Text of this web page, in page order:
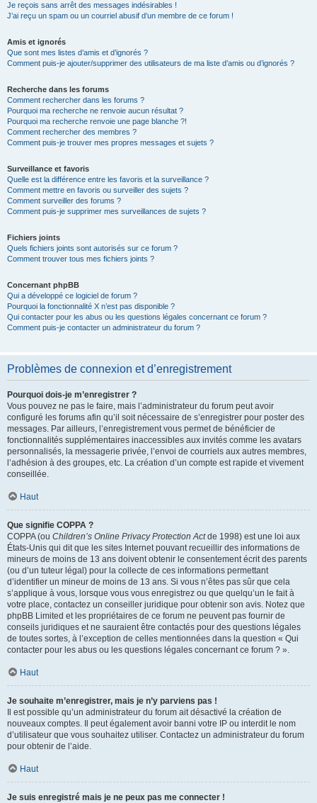
Je reçois sans arrêt des messages indésirables !
J’ai reçu un spam ou un courriel abusif d’un membre de ce forum !
Amis et ignorés
Que sont mes listes d’amis et d’ignorés ?
Comment puis-je ajouter/supprimer des utilisateurs de ma liste d’amis ou d’ignorés ?
Recherche dans les forums
Comment rechercher dans les forums ?
Pourquoi ma recherche ne renvoie aucun résultat ?
Pourquoi ma recherche renvoie une page blanche ?!
Comment rechercher des membres ?
Comment puis-je trouver mes propres messages et sujets ?
Surveillance et favoris
Quelle est la différence entre les favoris et la surveillance ?
Comment mettre en favoris ou surveiller des sujets ?
Comment surveiller des forums ?
Comment puis-je supprimer mes surveillances de sujets ?
Fichiers joints
Quels fichiers joints sont autorisés sur ce forum ?
Comment trouver tous mes fichiers joints ?
Concernant phpBB
Qui a développé ce logiciel de forum ?
Pourquoi la fonctionnalité X n’est pas disponible ?
Qui contacter pour les abus ou les questions légales concernant ce forum ?
Comment puis-je contacter un administrateur du forum ?
Problèmes de connexion et d’enregistrement
Pourquoi dois-je m’enregistrer ?
Vous pouvez ne pas le faire, mais l’administrateur du forum peut avoir
configuré les forums afin qu’il soit nécessaire de s’enregistrer pour poster des
messages. Par ailleurs, l’enregistrement vous permet de bénéficier de
fonctionnalités supplémentaires inaccessibles aux invités comme les avatars
personnalisés, la messagerie privée, l’envoi de courriels aux autres membres,
l’adhésion à des groupes, etc. La création d’un compte est rapide et vivement
conseillée.
Haut
Que signifie COPPA ?
COPPA (ou Children’s Online Privacy Protection Actde 1998) est une loi aux
États-Unis qui dit que les sites Internet pouvant recueillir des informations de
mineurs de moins de 13 ans doivent obtenir le consentement écrit des parents
(ou d’un tuteur légal) pour la collecte de ces informations permettant
d’identifier un mineur de moins de 13 ans. Si vous n’êtes pas sûr que cela
s’applique à vous, lorsque vous vous enregistrez ou que quelqu’un le fait à
votre place, contactez un conseiller juridique pour obtenir son avis. Notez que
phpBB Limited et les propriétaires de ce forum ne peuvent pas fournir de
conseils juridiques et ne sauraient être contactés pour des questions légales
de toutes sortes, à l’exception de celles mentionnées dans la question « Qui
contacter pour les abus ou les questions légales concernant ce forum ? ».
Haut
Je souhaite m’enregistrer, mais je n’y parviens pas !
Il est possible qu’un administrateur du forum ait désactivé la création de
nouveaux comptes. Il peut également avoir banni votre IP ou interdit le nom
d’utilisateur que vous souhaitez utiliser. Contactez un administrateur du forum
pour obtenir de l’aide.
Haut
Je suis enregistré mais je ne peux pas me connecter !